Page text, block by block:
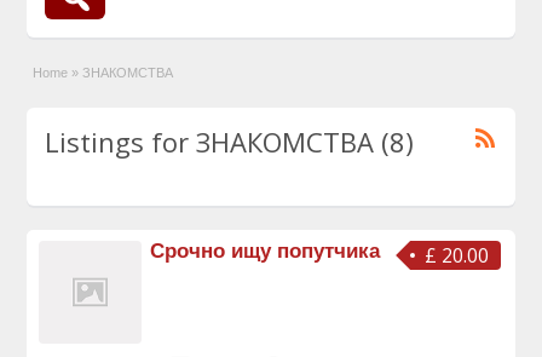
Home » ЗНАКОМСТВА
Listings for ЗНАКОМСТВА (8)
£ 20.00
Срочно ищу попутчика